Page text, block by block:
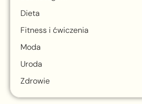
Dieta
Fitness i ćwiczenia
Moda
Uroda
Zdrowie